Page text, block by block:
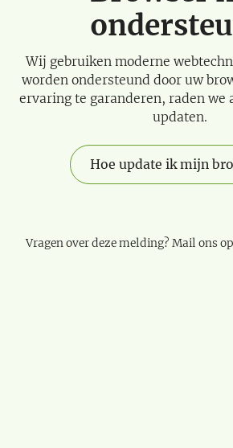
Wij gebruiken moderne
worden ondersteund door uw
ervaring te garanderen, raden we
updaten.
Hoe update ik mijn
Vragen over deze melding? Mail ons op